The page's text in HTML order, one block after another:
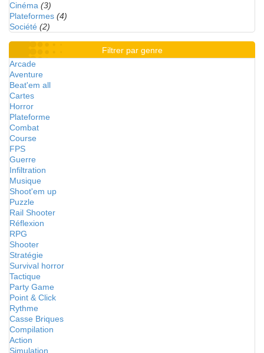
Cinéma (3)
Plateformes (4)
Société (2)
Filtrer par genre
Arcade
Aventure
Beat'em all
Cartes
Horror
Plateforme
Combat
Course
FPS
Guerre
Infiltration
Musique
Shoot'em up
Puzzle
Rail Shooter
Réflexion
RPG
Shooter
Stratégie
Survival horror
Tactique
Party Game
Point & Click
Rythme
Casse Briques
Compilation
Action
Simulation